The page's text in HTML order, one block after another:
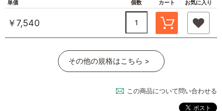
単価 個数 カート お気に入り
￥7,540
その他の規格はこちら >
この商品について問い合わせる